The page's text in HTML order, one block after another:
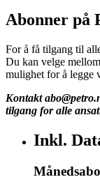
Abonner på
For å få tilgang til
Du kan velge
mulighet for å legge
Kontakt
tilgang for alle
Inkl.